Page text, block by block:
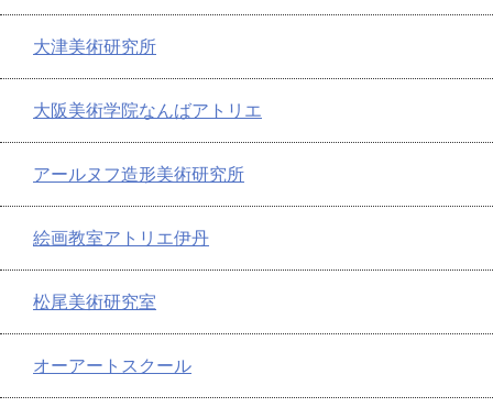
大津美術研究所
大阪美術学院なんばアトリエ
アールヌフ造形美術研究所
絵画教室アトリエ伊丹
松尾美術研究室
オーアートスクール